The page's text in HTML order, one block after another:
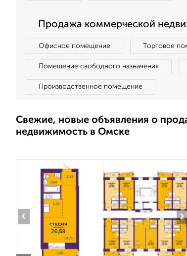
Продажа коммерческой
Офисное помещение Торговое
Помещение свободного назначения
Производственное помещение
Свежие, новые объявления о
недвижимость в Омске
‹ ›